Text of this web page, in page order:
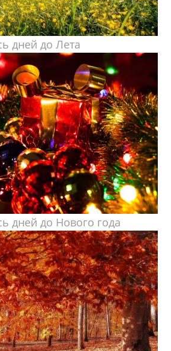
дней до Лета
дней до Нового года